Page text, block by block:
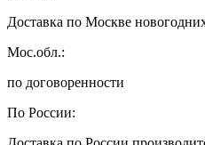
Доставка по Москве
Мос.обл.:
по договоренности
По России: